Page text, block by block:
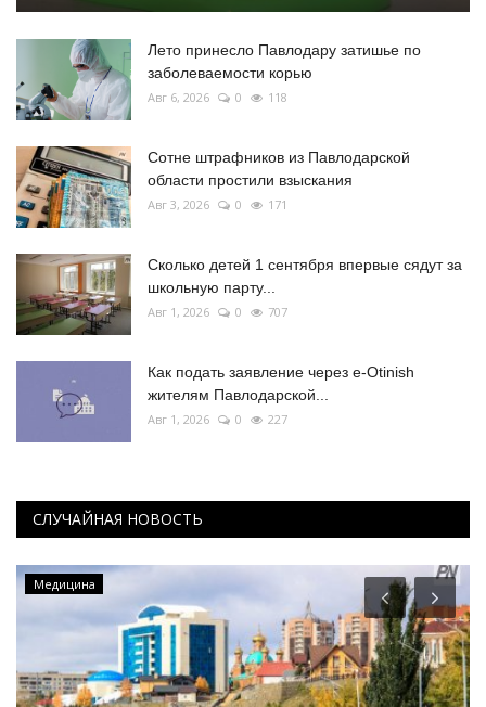
Лето принесло Павлодару затишье по
заболеваемости корью
Авг 6, 2026 0 118
Сотне штрафников из Павлодарской
области простили взыскания
Авг 3, 2026 0 171
Сколько детей 1 сентября впервые сядут за
школьную парту...
Авг 1, 2026 0 707
Как подать заявление через e-Otinish
жителям Павлодарской...
Авг 1, 2026 0 227
СЛУЧАЙНАЯ НОВОСТЬ
Медицина